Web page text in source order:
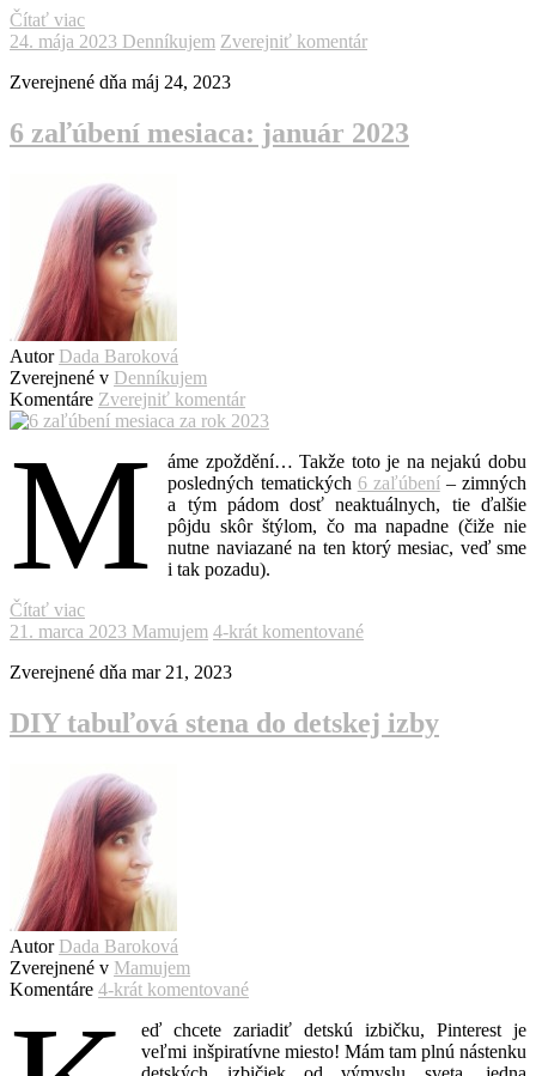
Čítať viac
24. mája 2023 Denníkujem Zverejniť komentár
Zverejnené dňa máj 24, 2023
6 zaľúbení mesiaca: január 2023
Autor Dada Baroková
Zverejnené v Denníkujem
Komentáre Zverejniť komentár
M
áme zpoždění… Takže toto je na nejakú dobu
posledných tematických 6 zaľúbení– zimných
a tým pádom dosť neaktuálnych, tie ďalšie
pôjdu skôr štýlom, čo ma napadne (čiže nie
nutne naviazané na ten ktorý mesiac, veď sme
i tak pozadu).
Čítať viac
21. marca 2023 Mamujem 4-krát komentované
Zverejnené dňa mar 21, 2023
DIY tabuľová stena do detskej izby
Autor Dada Baroková
Zverejnené v Mamujem
Komentáre 4-krát komentované
eď chcete zariadiť detskú izbičku, Pinterest je
veľmi inšpiratívne miesto! Mám tam plnú nástenku